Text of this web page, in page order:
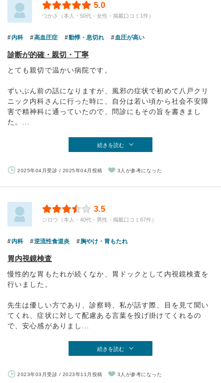
5.0
つかさ（本人・50代・女性・掲載口コミ1件）
内科 高血圧症 動悸・息切れ 血圧が高い
診断が的確・親切・丁寧
とても親切で温かい病院です。
ずいぶん前の話になりますが、風邪の症状で初めて八戸クリ
ニック内科さんに行った時に、自分は若い頃から社会不安障
害で精神科に通っていたので、問診にもその旨を書きまし
た。...
続きを読む
2025年04月受診 / 2025年04月投稿 3人が参考になった
3.5
ジロウ（本人・40代・男性・掲載口コミ67件）
内科 逆流性食道炎 胸やけ・胃もたれ
胃内視鏡検査
慢性的な胃もたれが続くなか、胃ドックとして内視鏡検査を
行いました。
先生は優しい方であり、診察時、私が話す際、目を見て聞い
てくれ、症状に対して配慮ある言葉を投げ掛けてくれるの
で、安心感がありまし...
続きを読む
2023年03月受診 / 2023年11月投稿 3人が参考になった